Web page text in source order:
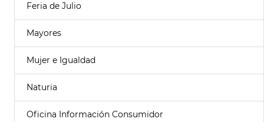
Feria de Julio
Mayores
Mujer e Igualdad
Naturia
Oficina Información Consumidor